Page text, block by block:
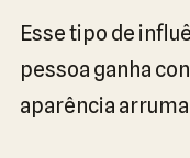
Esse tipo de
pessoa ganha
aparência